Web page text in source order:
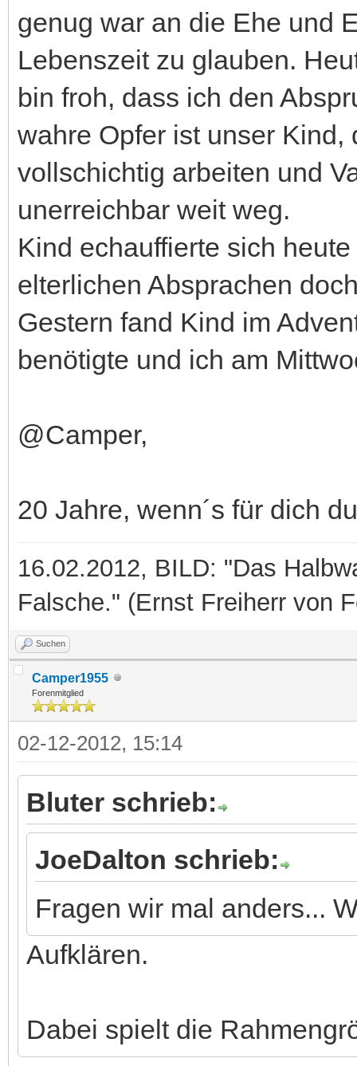
genug war an die Ehe und
Lebenszeit zu glauben.
bin froh, dass ich den
wahre Opfer ist unser
vollschichtig arbeiten und
unerreichbar weit weg.
Kind echauffierte sich
elterlichen Absprachen
Gestern fand Kind im
benötigte und ich am
@Camper,
20 Jahre, wenn´s für dich
16.02.2012, BILD: "Das
Falsche." (Ernst Freiherr von
Suchen
Camper1955
Forenmitglied
02-12-2012, 15:14
Bluter schrieb:
JoeDalton schrieb:
Fragen wir mal anders...
Aufklären.
Dabei spielt die